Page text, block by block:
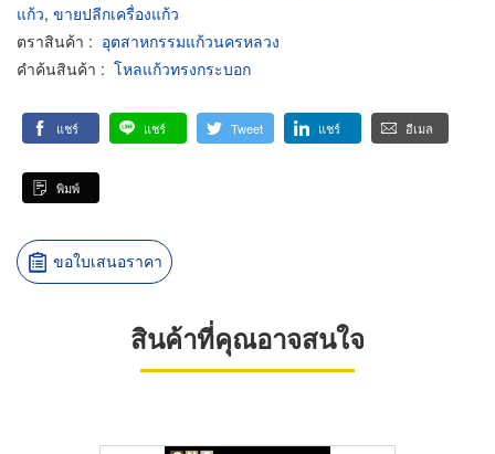
แก้ว, ขายปลีกเครื่องแก้ว
ตราสินค้า : อุตสาหกรรมแก้วนครหลวง
คำค้นสินค้า : โหลแก้วทรงกระบอก
แชร์ แชร์ Tweet แชร์ อีเมล
พิมพ์
ขอใบเสนอราคา
สินค้าที่คุณอาจสนใจ